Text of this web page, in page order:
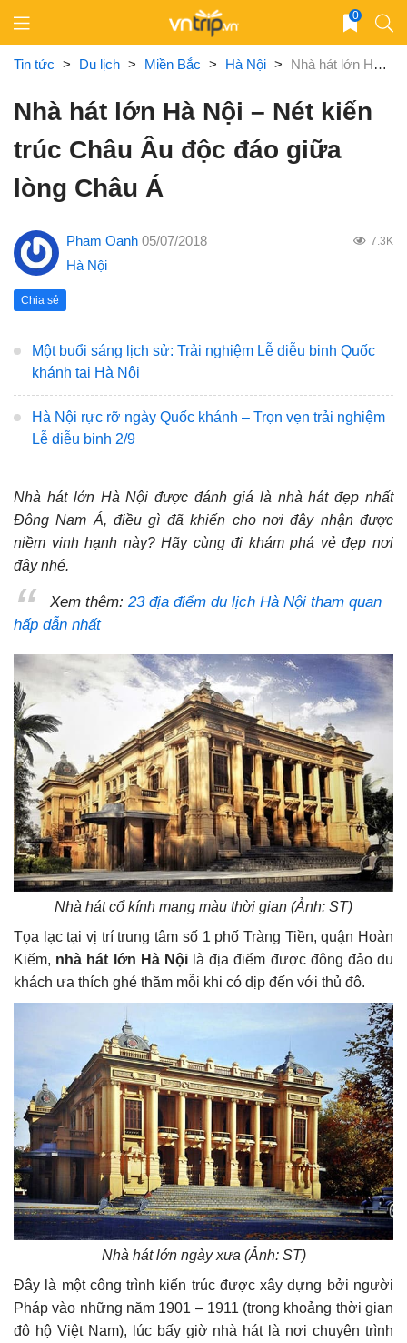
content
0
Tin tức > Du lịch > Miền Bắc > Hà Nội > Nhà hát lớn Hà Nội – Nét kiến trúc Châu Âu độc đáo giữa lòng Châu Á
Nhà hát lớn Hà Nội – Nét kiến
trúc Châu Âu độc đáo giữa
lòng Châu Á
Phạm Oanh 05/07/2018 7.3K
Hà Nội
Chia sẻ
Một buổi sáng lịch sử: Trải nghiệm Lễ diễu binh Quốc
khánh tại Hà Nội
Hà Nội rực rỡ ngày Quốc khánh – Trọn vẹn trải nghiệm
Lễ diễu binh 2/9
Nhà hát lớn Hà Nội được đánh giá là nhà hát đẹp nhất
Đông Nam Á, điều gì đã khiến cho nơi đây nhận được
niềm vinh hạnh này? Hãy cùng đi khám phá vẻ đẹp nơi
đây nhé.
Xem thêm: 23 địa điểm du lịch Hà Nội tham quan
hấp dẫn nhất
Nhà hát cổ kính mang màu thời gian (Ảnh: ST)
Tọa lạc tại vị trí trung tâm số 1 phố Tràng Tiền, quận Hoàn
Kiếm, nhà hát lớn Hà Nộilà địa điểm được đông đảo du
khách ưa thích ghé thăm mỗi khi có dịp đến với thủ đô.
Nhà hát lớn ngày xưa (Ảnh: ST)
Đây là một công trình kiến trúc được xây dựng bởi người
Pháp vào những năm 1901 – 1911 (trong khoảng thời gian
đô hộ Việt Nam), lúc bấy giờ nhà hát là nơi chuyên trình